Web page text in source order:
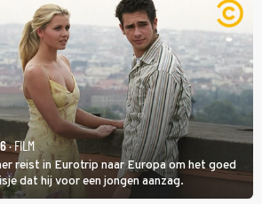
· FILM
reist in Eurotrip naar Europa om het goed
dat hij voor een jongen aanzag.